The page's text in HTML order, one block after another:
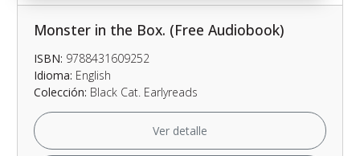
Monster in the Box. (Free Audiobook)
ISBN: 9788431609252
Idioma: English
Colección: Black Cat. Earlyreads
Ver detalle